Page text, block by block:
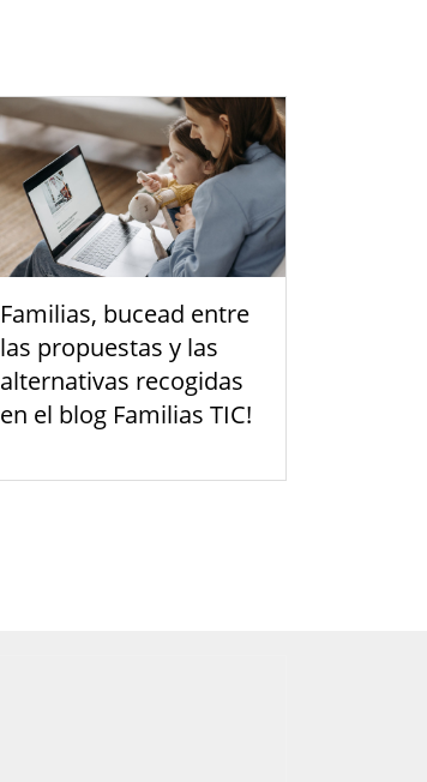
Familias, bucead entre
las propuestas y las
alternativas recogidas
en el blog Familias TIC!